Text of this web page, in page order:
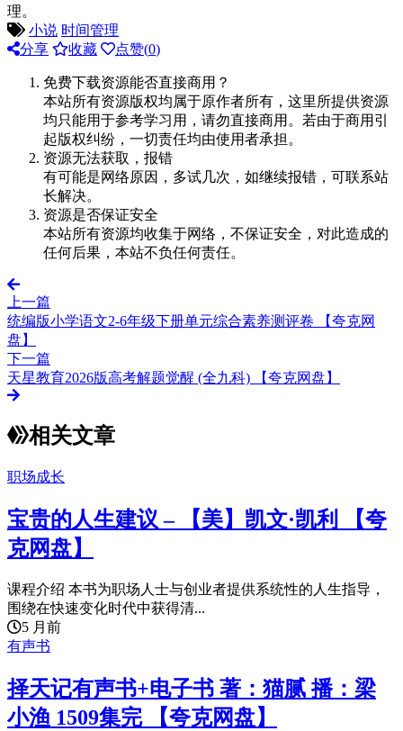
理。
小说 时间管理
分享
收藏 点赞(0)
免费下载资源能否直接商用？
本站所有资源版权均属于原作者所有，这里所提供资源
均只能用于参考学习用，请勿直接商用。若由于商用引
起版权纠纷，一切责任均由使用者承担。
资源无法获取，报错
有可能是网络原因，多试几次，如继续报错，可联系站
长解决。
资源是否保证安全
本站所有资源均收集于网络，不保证安全，对此造成的
任何后果，本站不负任何责任。
上一篇
统编版小学语文2-6年级下册单元综合素养测评卷 【夸克网
盘】
下一篇
天星教育2026版高考解题觉醒 (全九科) 【夸克网盘】
相关文章
职场成长
宝贵的人生建议 – 【美】凯文·凯利 【夸
克网盘】
课程介绍 本书为职场人士与创业者提供系统性的人生指导，
围绕在快速变化时代中获得清...
5 月前
有声书
择天记有声书+电子书 著：猫腻 播：梁
小渔 1509集完 【夸克网盘】